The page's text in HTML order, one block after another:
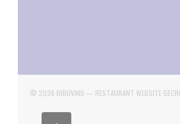
© 2026 BIBOVINO — RESTAURANT WEBSITE